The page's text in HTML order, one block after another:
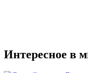
Интересное в